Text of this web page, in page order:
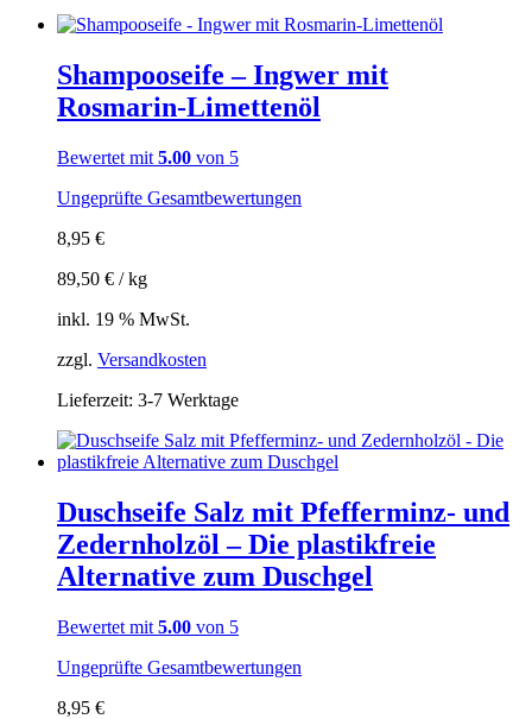
Shampooseife – Ingwer mit
Rosmarin-Limettenöl
Bewertet mit 5.00 von 5
Ungeprüfte Gesamtbewertungen
8,95 €
89,50 € /kg
inkl. 19 % MwSt.
zzgl. Versandkosten
Lieferzeit: 3-7 Werktage
Duschseife Salz mit Pfefferminz- und
Zedernholzöl – Die plastikfreie
Alternative zum Duschgel
Bewertet mit 5.00 von 5
Ungeprüfte Gesamtbewertungen
8,95 €